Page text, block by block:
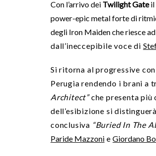
Con l’arrivo dei Twilight Gateil
power-epic metal forte di
degli Iron Maiden che riesce
dall’ineccepibile voce di
Si ritorna al progressive
Perugia rendendo i brani a
Architect”che presenta più
dell’esibizione si
conclusiva “Buried In The
Paride Mazzoni eGiordano